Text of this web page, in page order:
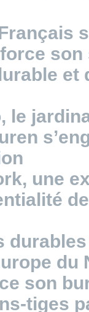
et
le
une
du
son
tiges